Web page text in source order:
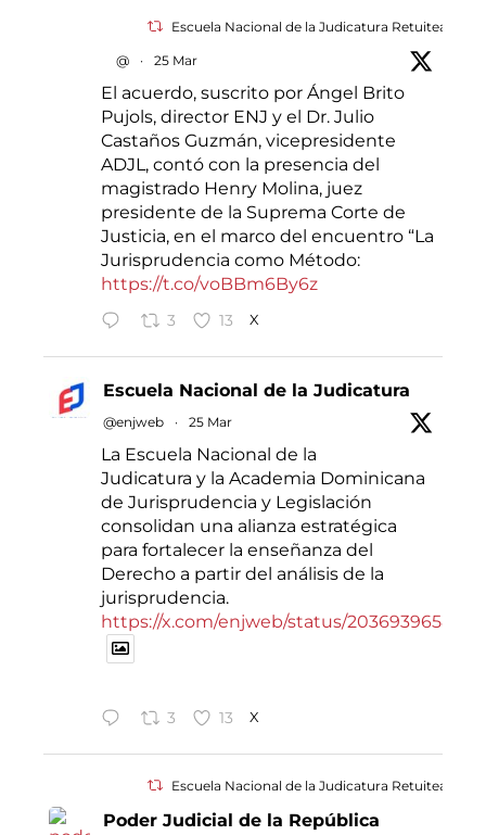
Escuela Nacional de la Judicatura Retuiteado
@ · 25 Mar
El acuerdo, suscrito por Ángel Brito
Pujols, director ENJ y el Dr. Julio
Castaños Guzmán, vicepresidente
ADJL, contó con la presencia del
magistrado Henry Molina, juez
presidente de la Suprema Corte de
Justicia, en el marco del encuentro “La
Jurisprudencia como Método:
https://t.co/voBBm6By6z
3 13 X
Escuela Nacional de la Judicatura
@enjweb · 25 Mar
La Escuela Nacional de la
Judicatura y la Academia Dominicana
de Jurisprudencia y Legislación
consolidan una alianza estratégica
para fortalecer la enseñanza del
Derecho a partir del análisis de la
jurisprudencia.
https://x.com/enjweb/status/
3 13 X
Escuela Nacional de la Judicatura Retuiteado
Poder Judicial de la República